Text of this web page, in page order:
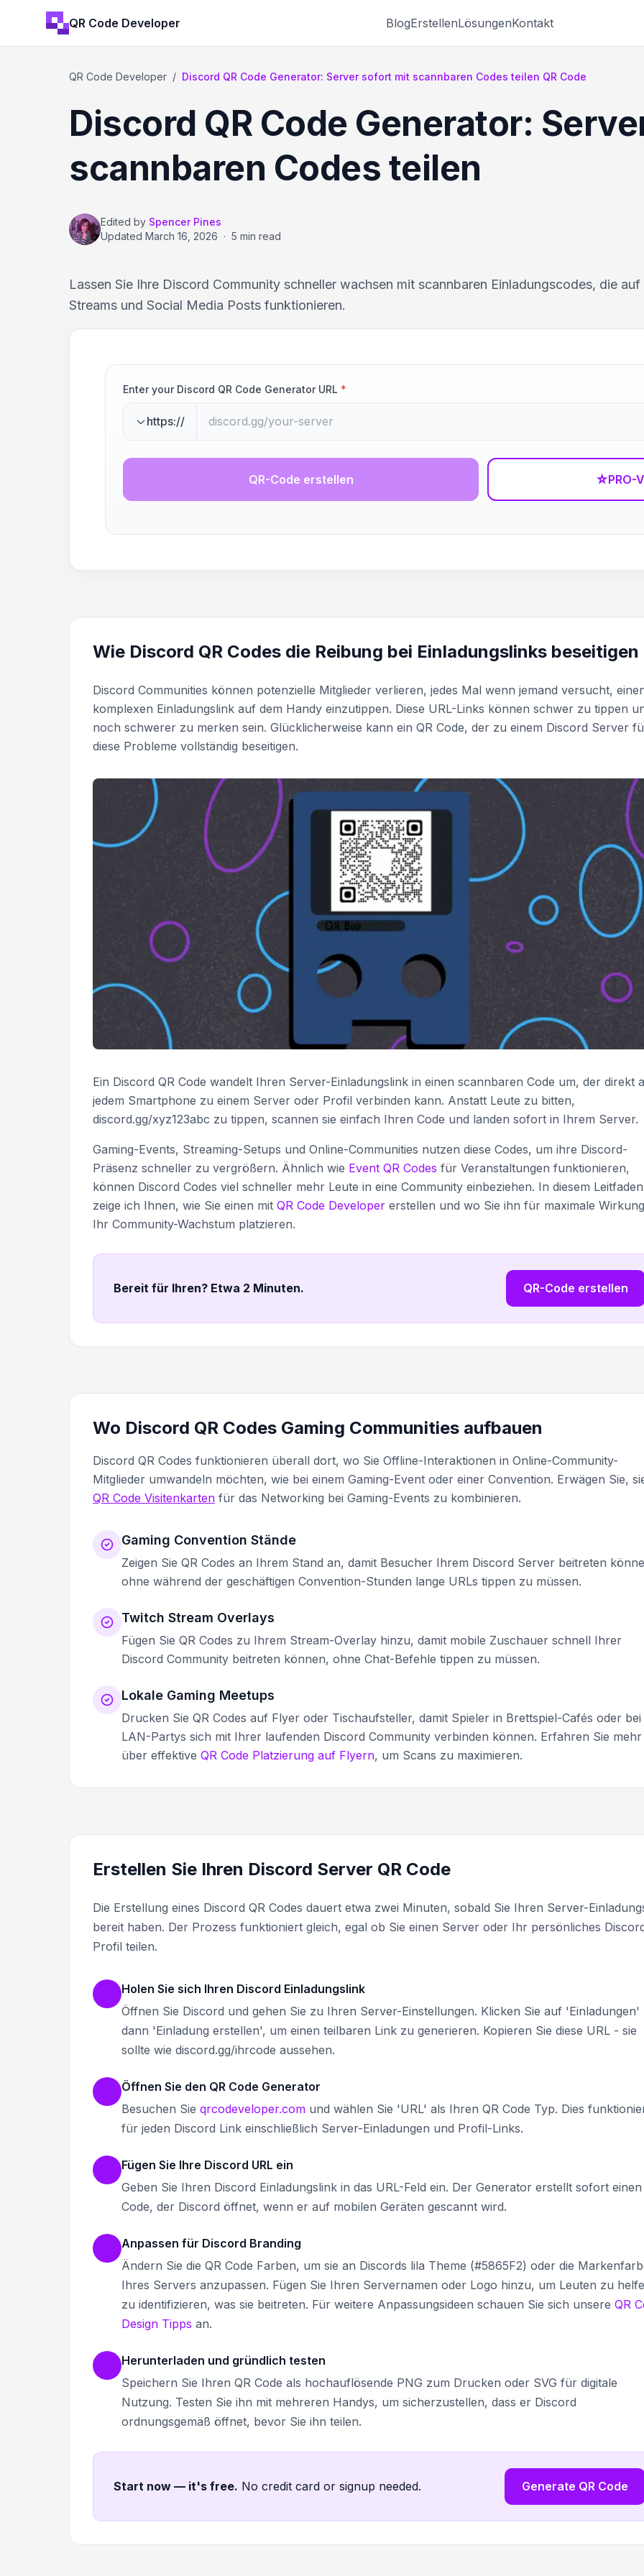
QR Code Developer BlogErstellenLösungenKontakt
QR Code Developer / Discord QR Code Generator: Server sofort mit scannbaren Codes teilen QR Code
Discord QR Code Generator:
scannbaren Codes teilen
Edited by Spencer Pines
Updated March 16, 2026 · 5 min read
Lassen Sie Ihre Discord Community schneller wachsen mit scannbaren Einladungscodes, die auf
Streams und Social Media Posts funktionieren.
Enter your Discord QR Code Generator URL *
https://
QR-Code erstellen ☆PRO-
Wie Discord QR Codes die Reibung bei Einladungslinks beseitigen
Discord Communities können potenzielle Mitglieder verlieren, jedes Mal wenn jemand versucht,
komplexen Einladungslink auf dem Handy einzutippen. Diese URL-Links können schwer zu tippen
noch schwerer zu merken sein. Glücklicherweise kann ein QR Code, der zu einem Discord Server
diese Probleme vollständig beseitigen.
Ein Discord QR Code wandelt Ihren Server-Einladungslink in einen scannbaren Code um, der direkt
jedem Smartphone zu einem Server oder Profil verbinden kann. Anstatt Leute zu bitten,
discord.gg/xyz123abc zu tippen, scannen sie einfach Ihren Code und landen sofort in Ihrem Server.
Gaming-Events, Streaming-Setups und Online-Communities nutzen diese Codes, um ihre Discord-
Präsenz schneller zu vergrößern. Ähnlich wie Event QR Codes für Veranstaltungen funktionieren,
können Discord Codes viel schneller mehr Leute in eine Community einbeziehen. In diesem Leitfaden
zeige ich Ihnen, wie Sie einen mit QR Code Developer erstellen und wo Sie ihn für maximale
Ihr Community-Wachstum platzieren.
Bereit für Ihren? Etwa 2 Minuten. QR-Code erstellen
Wo Discord QR Codes Gaming Communities aufbauen
Discord QR Codes funktionieren überall dort, wo Sie Offline-Interaktionen in Online-Community-
Mitglieder umwandeln möchten, wie bei einem Gaming-Event oder einer Convention. Erwägen Sie,
QR Code Visitenkarten für das Networking bei Gaming-Events zu kombinieren.
Gaming Convention Stände
Zeigen Sie QR Codes an Ihrem Stand an, damit Besucher Ihrem Discord Server beitreten
ohne während der geschäftigen Convention-Stunden lange URLs tippen zu müssen.
Twitch Stream Overlays
Fügen Sie QR Codes zu Ihrem Stream-Overlay hinzu, damit mobile Zuschauer schnell Ihrer
Discord Community beitreten können, ohne Chat-Befehle tippen zu müssen.
Lokale Gaming Meetups
Drucken Sie QR Codes auf Flyer oder Tischaufsteller, damit Spieler in Brettspiel-Cafés oder bei
LAN-Partys sich mit Ihrer laufenden Discord Community verbinden können. Erfahren Sie mehr
über effektive QR Code Platzierung auf Flyern, um Scans zu maximieren.
Erstellen Sie Ihren Discord Server QR Code
Die Erstellung eines Discord QR Codes dauert etwa zwei Minuten, sobald Sie Ihren Server-
bereit haben. Der Prozess funktioniert gleich, egal ob Sie einen Server oder Ihr persönliches
Profil teilen.
Holen Sie sich Ihren Discord Einladungslink
Öffnen Sie Discord und gehen Sie zu Ihren Server-Einstellungen. Klicken Sie auf 'Einladungen'
dann 'Einladung erstellen', um einen teilbaren Link zu generieren. Kopieren Sie diese URL - sie
sollte wie discord.gg/ihrcode aussehen.
Öffnen Sie den QR Code Generator
Besuchen Sie qrcodeveloper.com und wählen Sie 'URL' als Ihren QR Code Typ. Dies
für jeden Discord Link einschließlich Server-Einladungen und Profil-Links.
Fügen Sie Ihre Discord URL ein
Geben Sie Ihren Discord Einladungslink in das URL-Feld ein. Der Generator erstellt sofort einen
Code, der Discord öffnet, wenn er auf mobilen Geräten gescannt wird.
Anpassen für Discord Branding
Ändern Sie die QR Code Farben, um sie an Discords lila Theme (#5865F2) oder die
Ihres Servers anzupassen. Fügen Sie Ihren Servernamen oder Logo hinzu, um Leuten zu
zu identifizieren, was sie beitreten. Für weitere Anpassungsideen schauen Sie sich unsere QR
Design Tipps an.
Herunterladen und gründlich testen
Speichern Sie Ihren QR Code als hochauflösende PNG zum Drucken oder SVG für digitale
Nutzung. Testen Sie ihn mit mehreren Handys, um sicherzustellen, dass er Discord
ordnungsgemäß öffnet, bevor Sie ihn teilen.
Start now — it's free. No credit card or signup needed. Generate QR Code